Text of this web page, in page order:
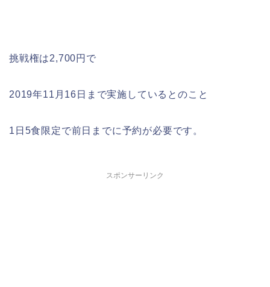
挑戦権は2,700円で
2019年11月16日まで実施しているとのこと
1日5食限定で前日までに予約が必要です。
スポンサーリンク